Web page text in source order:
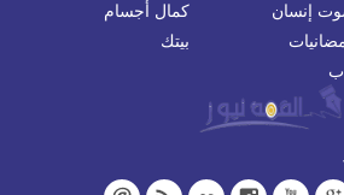
إنسان
كمال أجسام
بيتك